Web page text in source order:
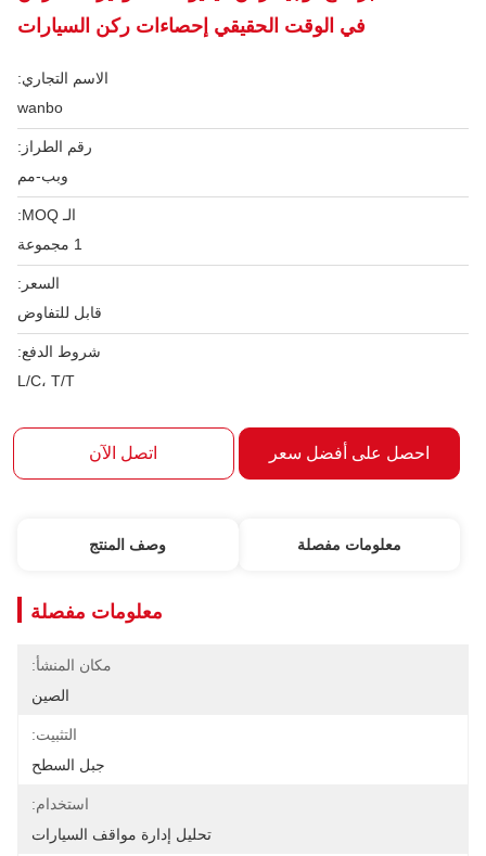
في الوقت الحقيقي إحصاءات ركن السيارات
الاسم التجاري:
wanbo
رقم الطراز:
وبب-مم
الـ MOQ:
السعر:
قابل للتفاوض
شروط الدفع:
L/C، T/T
احصل على أفضل سعر اتصل الآن
معلومات مفصلة وصف المنتج
معلومات مفصلة
مكان المنشأ:
الصين
التثبيت:
جبل السطح
استخدام:
تحليل إدارة مواقف السيارات